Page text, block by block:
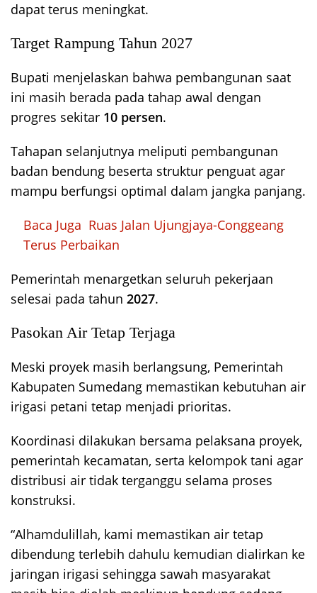
dapat terus meningkat.
Target Rampung Tahun 2027
Bupati menjelaskan bahwa pembangunan saat
ini masih berada pada tahap awal dengan
progres sekitar 10 persen.
Tahapan selanjutnya meliputi pembangunan
badan bendung beserta struktur penguat agar
mampu berfungsi optimal dalam jangka panjang.
Baca Juga Ruas Jalan Ujungjaya-Conggeang
Terus Perbaikan
Pemerintah menargetkan seluruh pekerjaan
selesai pada tahun 2027.
Pasokan Air Tetap Terjaga
Meski proyek masih berlangsung, Pemerintah
Kabupaten Sumedang memastikan kebutuhan air
irigasi petani tetap menjadi prioritas.
Koordinasi dilakukan bersama pelaksana proyek,
pemerintah kecamatan, serta kelompok tani agar
distribusi air tidak terganggu selama proses
konstruksi.
“Alhamdulillah, kami memastikan air tetap
dibendung terlebih dahulu kemudian dialirkan ke
jaringan irigasi sehingga sawah masyarakat